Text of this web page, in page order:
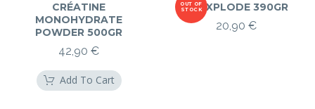
CRÉATINE
MONOHYDRATE
POWDER 500GR
42,90 €
Add To Cart
OUT OF
STOCK
NO-XPLODE 390GR
20,90 €